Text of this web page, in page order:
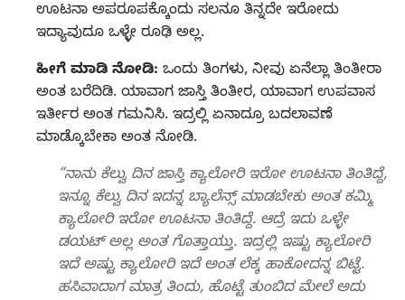
ಊಟನಾ ಅಪರೂಪಕ್ಕೊಂದು ಸಲನೂ ತಿನ್ನದೇ ಇರೋದು
ಇದ್ಯಾವುದೂ ಒಳ್ಳೇ ರೂಢಿ ಅಲ್ಲ.
ಹೀಗೆ ಮಾಡಿ ನೋಡಿ: ಒಂದು ತಿಂಗಳು, ನೀವು ಏನೆಲ್ಲಾ ತಿಂತೀರಾ
ಅಂತ ಬರೆದಿಡಿ. ಯಾವಾಗ ಜಾಸ್ತಿ ತಿಂತೀರ, ಯಾವಾಗ ಉಪವಾಸ
ಇರ್ತೀರ ಅಂತ ಗಮನಿಸಿ. ಇದ್ರಲ್ಲಿ ಏನಾದ್ರೂ ಬದಲಾವಣೆ
ಮಾಡ್ಕೊಬೇಕಾ ಅಂತ ನೋಡಿ.
“ನಾನು ಕೆಲ್ವು ದಿನ ಜಾಸ್ತಿ ಕ್ಯಾಲೋರಿ ಇರೋ ಊಟನಾ ತಿಂತಿದ್ದೆ,
ಇನ್ನೂ ಕೆಲ್ವು ದಿನ ಇದನ್ನ ಬ್ಯಾಲೆನ್ಸ್‌ ಮಾಡಬೇಕು ಅಂತ ಕಮ್ಮಿ
ಕ್ಯಾಲೋರಿ ಇರೋ ಊಟನಾ ತಿಂತಿದ್ದೆ. ಆದ್ರೆ ಇದು ಒಳ್ಳೇ
ಡಯಟ್‌ ಅಲ್ಲ ಅಂತ ಗೊತ್ತಾಯ್ತು. ಇದ್ರಲ್ಲಿ ಇಷ್ಟು ಕ್ಯಾಲೋರಿ
ಇದೆ ಅಷ್ಟು ಕ್ಯಾಲೋರಿ ಇದೆ ಅಂತ ಲೆಕ್ಕ ಹಾಕೋದನ್ನ ಬಿಟ್ಟೆ.
ಹಸಿವಾದಾಗ ಮಾತ್ರ ತಿಂದು, ಹೊಟ್ಟೆ ತುಂಬಿದ ಮೇಲೆ ಅದು